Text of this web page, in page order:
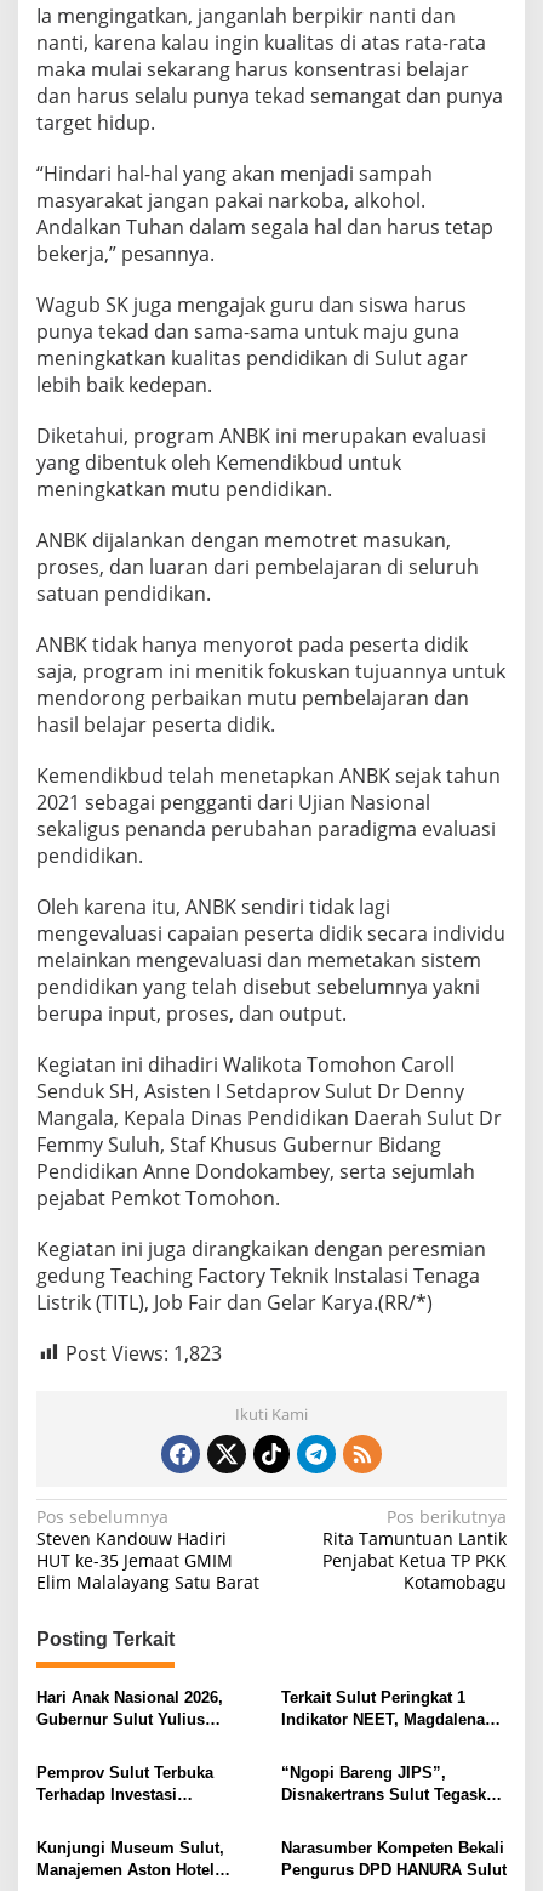
a
m
a
M
e
n
n
g
k
a
t
a
n
K
u
a
i
t
a
s
e
n
d
i
i
k
a
n
d
S
u
l
u
Ia mengingatkan, janganlah berpikir nanti dan
nanti, karena kalau ingin kualitas di atas rata-rata
maka mulai sekarang harus konsentrasi belajar
dan harus selalu punya tekad semangat dan punya
target hidup.
“Hindari hal-hal yang akan menjadi sampah
masyarakat jangan pakai narkoba, alkohol.
Andalkan Tuhan dalam segala hal dan harus tetap
bekerja,” pesannya.
Wagub SK juga mengajak guru dan siswa harus
punya tekad dan sama-sama untuk maju guna
meningkatkan kualitas pendidikan di Sulut agar
lebih baik kedepan.
Diketahui, program ANBK ini merupakan evaluasi
yang dibentuk oleh Kemendikbud untuk
meningkatkan mutu pendidikan.
ANBK dijalankan dengan memotret masukan,
proses, dan luaran dari pembelajaran di seluruh
satuan pendidikan.
ANBK tidak hanya menyorot pada peserta didik
saja, program ini menitik fokuskan tujuannya untuk
mendorong perbaikan mutu pembelajaran dan
hasil belajar peserta didik.
Kemendikbud telah menetapkan ANBK sejak tahun
2021 sebagai pengganti dari Ujian Nasional
sekaligus penanda perubahan paradigma evaluasi
pendidikan.
Oleh karena itu, ANBK sendiri tidak lagi
mengevaluasi capaian peserta didik secara individu
melainkan mengevaluasi dan memetakan sistem
pendidikan yang telah disebut sebelumnya yakni
berupa input, proses, dan output.
Kegiatan ini dihadiri Walikota Tomohon Caroll
Senduk SH, Asisten I Setdaprov Sulut Dr Denny
Mangala, Kepala Dinas Pendidikan Daerah Sulut Dr
Femmy Suluh, Staf Khusus Gubernur Bidang
Pendidikan Anne Dondokambey, serta sejumlah
pejabat Pemkot Tomohon.
Kegiatan ini juga dirangkaikan dengan peresmian
gedung Teaching Factory Teknik Instalasi Tenaga
Listrik (TITL), Job Fair dan Gelar Karya.(RR/*)
Post Views: 1,823
Ikuti Kami
N
a
v
i
g
a
s
i
p
s
Pos sebelumnya
Steven Kandouw Hadiri
HUT ke-35 Jemaat GMIM
Elim Malalayang Satu Barat
Pos berikutnya
Rita Tamuntuan Lantik
Penjabat Ketua TP PKK
Kotamobagu
Posting Terkait
Hari Anak Nasional 2026,
Gubernur Sulut Yulius
Ruang Aman Bagi Anak, di
Lingkungan Fisik Maupun di
Ruang Digital
Terkait Sulut Peringkat 1
Indikator NEET, Magdalena
Secara Proposional, Agar
Tidak Timbul Persepsi Keliru
Pemprov Sulut Terbuka
Terhadap Investasi
“Ngopi Bareng JIPS”,
Disnakertrans Sulut Tegaskan
Pekerja dari Ancaman PHK
Kunjungi Museum Sulut,
Manajemen Aston Hotel
Narasumber Kompeten Bekali
Pengurus DPD HANURA Sulut